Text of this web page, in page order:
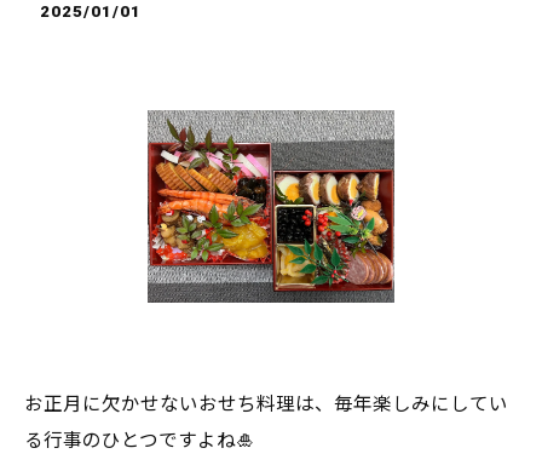
2025/01/01
お正月に欠かせないおせち料理は、毎年楽しみにしてい
る行事のひとつですよね🎍